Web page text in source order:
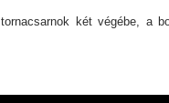
két végébe, a